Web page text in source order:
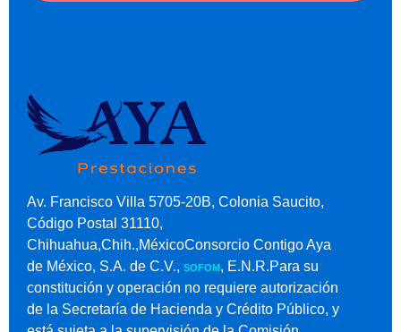
Av. Francisco Villa 5705-20B, Colonia Saucito,
Código Postal 31110,
Chihuahua,Chih.,MéxicoConsorcio Contigo Aya
de México, S.A. de C.V., SOFOM , E.N.R.Para su
constitución y operación no requiere autorización
de la Secretaría de Hacienda y Crédito Público, y